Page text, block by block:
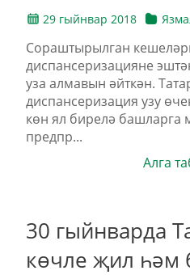
29 гыйнвар 2018
Сораштырылган
диспансеризацияне
уза алмавын әйткән.
диспансеризация узу
көн ял бирелә
предпр...
Алга
30 гыйнварда
көчле җил һәм